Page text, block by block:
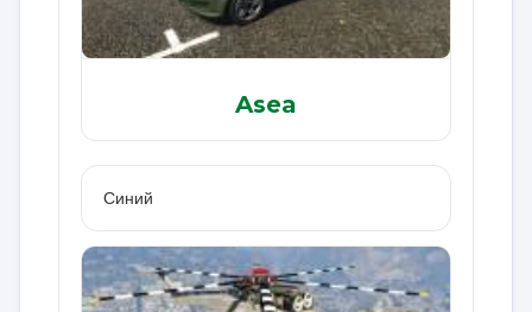
Asea
Синий